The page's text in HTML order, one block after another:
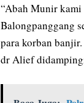
“Abah Munir
Balongpanggang
para korban
dr Alief